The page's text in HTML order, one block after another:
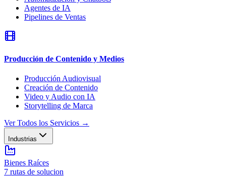
Agentes de IA
Pipelines de Ventas
Producción de Contenido y Medios
Producción Audiovisual
Creación de Contenido
Video y Audio con IA
Storytelling de Marca
Ver Todos los Servicios →
Industrias
Bienes Raíces
7 rutas de solucion